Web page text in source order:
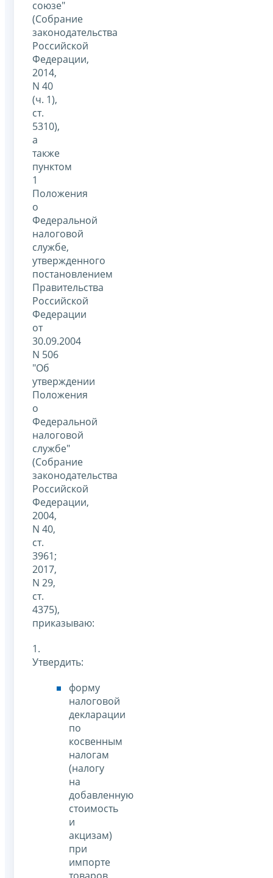
союзе"
(Собрание
законодательства
Российской
Федерации,
2014,
N 40
(ч. 1),
ст.
5310),
а
также
пунктом
1
Положения
о
Федеральной
налоговой
службе,
утвержденного
постановлением
Правительства
Российской
Федерации
от
30.09.2004
N 506
"Об
утверждении
Положения
о
Федеральной
налоговой
службе"
(Собрание
законодательства
Российской
Федерации,
2004,
N 40,
ст.
3961;
2017,
N 29,
ст.
4375),
приказываю:
1.
Утвердить:
форму
налоговой
декларации
по
косвенным
налогам
(налогу
на
добавленную
стоимость
и
акцизам)
при
импорте
товаров